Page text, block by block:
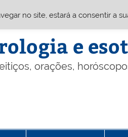
e
orações,
no site, estará a consentir a